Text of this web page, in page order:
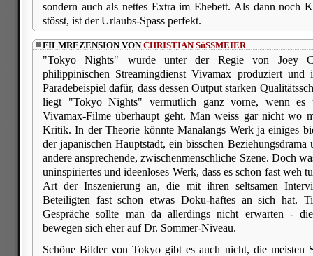
sondern auch als nettes Extra im Ehebett. Als dann noch
stösst, ist der Urlaubs-Spass perfekt.
FILMREZENSION VONCHRISTIAN SüSSMEIER
"Tokyo Nights" wurde unter der Regie von Joey
philippinischen Streamingdienst Vivamax produziert
Paradebeispiel dafür, dass dessen Output starken
liegt "Tokyo Nights" vermutlich ganz vorne, wenn es
Vivamax-Filme überhaupt geht. Man weiss gar nicht wo
Kritik. In der Theorie könnte Manalangs Werk ja einiges
der japanischen Hauptstadt, ein bisschen
andere ansprechende, zwischenmenschliche Szene. Doch
uninspiriertes und ideenloses Werk, dass es schon fast weh
Art der Inszenierung an, die mit ihren seltsamen
Beteiligten fast schon etwas Doku-haftes an sich hat.
Gespräche sollte man da allerdings nicht erwarten -
bewegen sich eher auf Dr. Sommer-Niveau.
Schöne Bilder von Tokyo gibt es auch nicht, die meisten